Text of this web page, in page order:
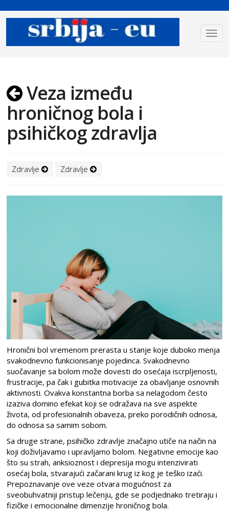
Veza između
hroničnog bola i
psihičkog zdravlja
Zdravlje Zdravlje
Hronični bol vremenom prerasta u stanje koje duboko menja
svakodnevno funkcionisanje pojedinca. Svakodnevno
suočavanje sa bolom može dovesti do osećaja iscrpljenosti,
frustracije, pa čak i gubitka motivacije za obavljanje osnovnih
aktivnosti. Ovakva konstantna borba sa nelagodom često
izaziva domino efekat koji se odražava na sve aspekte
života, od profesionalnih obaveza, preko porodičnih odnosa,
do odnosa sa samim sobom.
Sa druge strane, psihičko zdravlje značajno utiče na način na
koji doživljavamo i upravljamo bolom. Negativne emocije kao
što su strah, anksioznost i depresija mogu intenzivirati
osećaj bola, stvarajući začarani krug iz kog je teško izaći.
Prepoznavanje ove veze otvara mogućnost za
sveobuhvatniji pristup lečenju, gde se podjednako tretiraju i
fizičke i emocionalne dimenzije hroničnog bola.